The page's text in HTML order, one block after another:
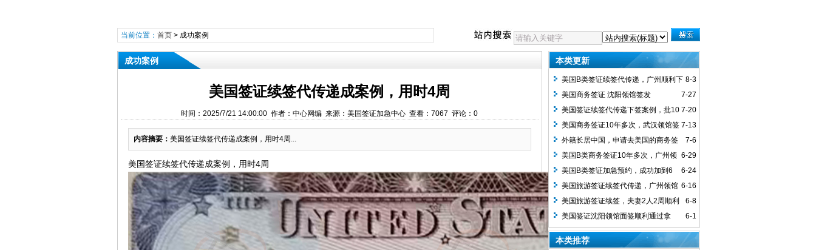
当前位置： 首页> 成功案例
成功案例
美国签证续签代传递成案例，用时4周
时间：2025/7/21 14:00:00 作者：中心网编 来源：美国签证加急中心 查看：7067 评论：0
内容摘要： ​美国签证续签代传递成案例，用时4周...
美国签证续签代传递成案例，用时4周
本类更新
8-3
美国B类签证续签代传递，广州顺利下
签10年多次
7-27
美国商务签证 沈阳领馆签发
7-20
美国签证续签代传递下签案例，批10
年多次签证，用时3周
7-13
美国商务签证10年多次，武汉领馆签
发，客人之前有美签拒签记录，本次顺利
通过
7-6
外籍长居中国，申请去美国的商务签
证，出发时间临近，全程加急预约加急面
签，4天顺利拿到签证，10年多次
6-29
美国B类商务签证10年多次，广州领
馆面签顺利通过
6-24
美国B类签证加急预约，成功加到6
月的号
6-16
美国旅游签证续签代传递，广州领馆
签发10年多次签证，5月8日递交资料，5
月15日开始审核，18日Approved，19日
Issued, 21日寄出，23日客户收到签证，
用时2周拿下
6-8
美国旅游签证续签，夫妻2人2周顺利
拿到10年签证，北京递交广州审核
6-1
美国签证沈阳领馆面签顺利通过拿
到，沈阳领馆对除东北户籍的申请人，是
非常友好的
本类推荐